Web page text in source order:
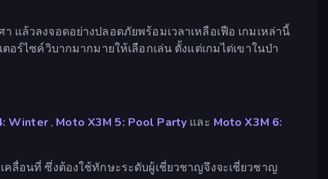
ล้วลงจอดอย่างปลอดภัยพร้อมเวลาเหลือเฟือ เกมเหล่านี้
ร์ไซค์วิบากมากมายให้เลือกเล่น ตั้งแต่เกมไต่เขาในป่า
Winter, Moto X3M 5: Pool Party และ Moto X3M 6:
ลื่อนที่ ซึ่งต้องใช้ทักษะระดับผู้เชี่ยวชาญจึงจะเชี่ยวชาญ